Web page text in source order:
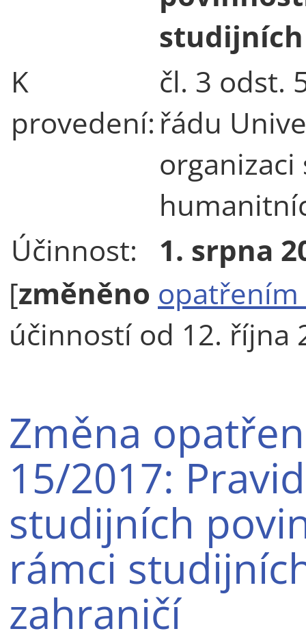
K
provedení:
čl. 3 odst.
řádu
Účinnost:
1. srpna
[změněno opatřením
účinností od 12. října
Změna
15/2017:
studijních
rámci
zahraničí